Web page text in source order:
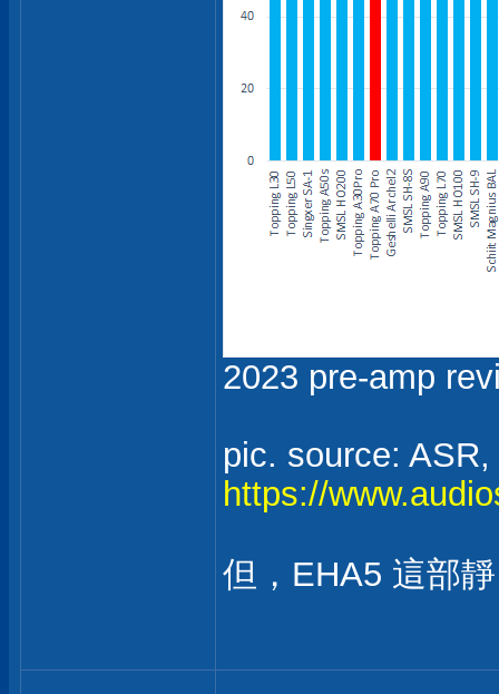
2023 pre-amp
pic. source:
https://
但，EHA5 這部